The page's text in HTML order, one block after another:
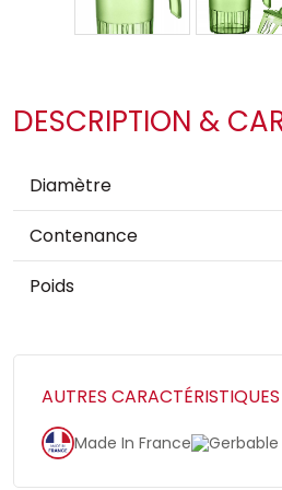
DESCRIPTION &
Diamètre
Contenance
Poids
AUTRES CARACTÉRISTIQUES
Made In France Gerbable